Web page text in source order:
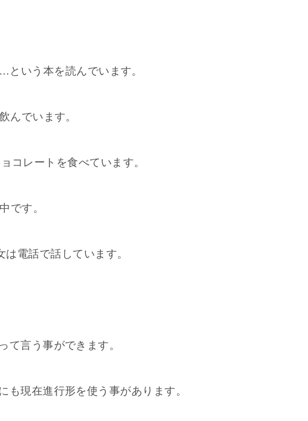
いう本を読んでいます。
んでいます。
コレートを食べています。
です。
電話で話しています。
て言う事ができます。
も現在進行形を使う事があります。